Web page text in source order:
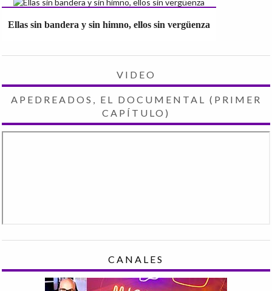
Ellas sin bandera y sin himno, ellos sin vergüenza
VIDEO
APEDREADOS, EL DOCUMENTAL (PRIMER
CAPÍTULO)
CANALES